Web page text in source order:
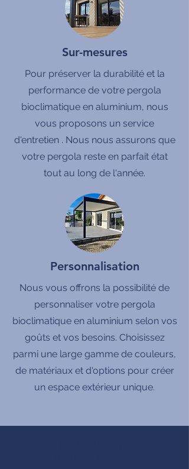
Sur-mesures
Pour préserver la durabilité et la
performance de votre pergola
bioclimatique en aluminium, nous
vous proposons un service
d'entretien . Nous nous assurons que
votre pergola reste en parfait état
tout au long de l'année.
Personnalisation
Nous vous offrons la possibilité de
personnaliser votre pergola
bioclimatique en aluminium selon vos
goûts et vos besoins. Choisissez
parmi une large gamme de couleurs,
de matériaux et d'options pour créer
un espace extérieur unique.